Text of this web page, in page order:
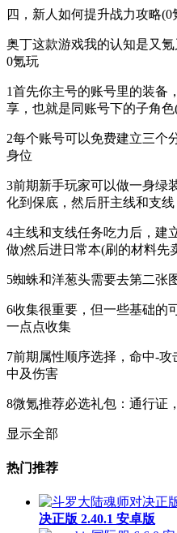
四，新人如何提升战力攻略(0
奥丁这款游戏我的认知是又
0氪玩
1首先你主号的账号里的装备
享，也就是同账号下的子角
2每个账号可以免费建立三个
身位
3前期新手玩家可以做一身绿
化到保底，然后肝主线和支线
4主线和支线任务吃力后，建
做)然后进日常本(刷的材料先
5蜘蛛和洋葱头需要去第二张
6收集很重要，但一些基础的
一点点收集
7前期属性顺序选择，命中-
中及伤害
8微氪推荐必选礼包：通行证
显示全部
热门推荐
决正版 2.40.1 安卓版